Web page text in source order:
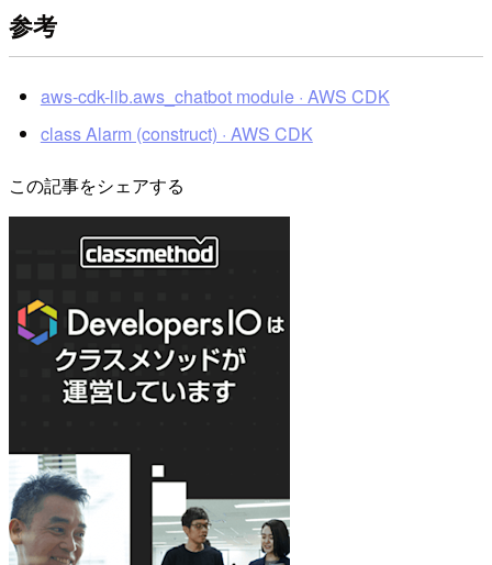
参考
aws-cdk-lib.aws_chatbot module · AWS CDK
class Alarm (construct) · AWS CDK
この記事をシェアする